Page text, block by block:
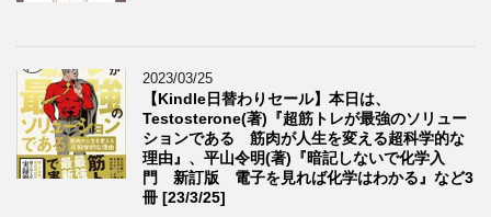
2023/03/25
【Kindle日替わりセール】本日は、
Testosterone(著)『超筋トレが最強のソリュー
ションである 筋肉が人生を変える超科学的な
理由』、平山令明(著)『暗記しないで化学入
門 新訂版 電子を見れば化学はわかる』など3
冊 [23/3/25]